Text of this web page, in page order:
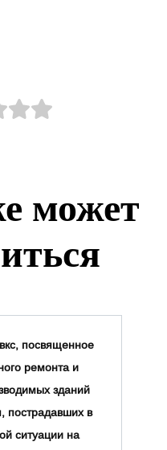
может
посвященное
ремонта и
зданий
пострадавших в
ситуации на